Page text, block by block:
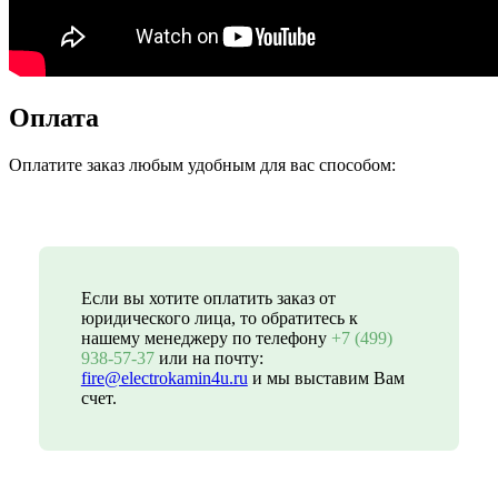
Оплата
Оплатите заказ любым удобным для вас способом:
Если вы хотите оплатить заказ от
юридического лица, то обратитесь к
нашему менеджеру по телефону +7 (499)
938-57-37или на почту:
fire@electrokamin4u.ru и мы выставим Вам
счет.